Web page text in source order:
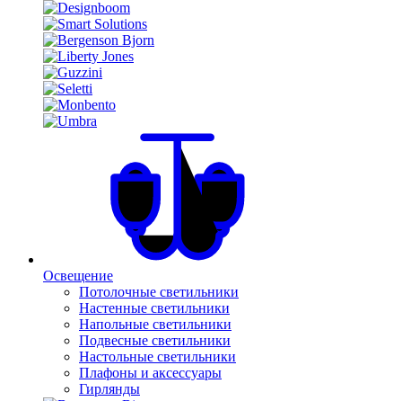
Освещение
Потолочные светильники
Настенные светильники
Напольные светильники
Подвесные светильники
Настольные светильники
Плафоны и аксессуары
Гирлянды